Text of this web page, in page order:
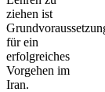
ziehen ist
für ein
erfolgreiches
Vorgehen im
Iran.